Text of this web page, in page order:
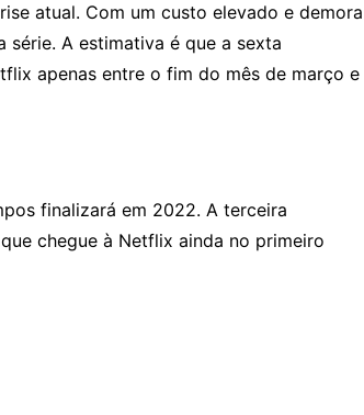
atual. Com um custo elevado e demora
A estimativa é que a sexta
apenas entre o fim do mês de março e
finalizará em 2022. A terceira
chegue à Netflix ainda no primeiro